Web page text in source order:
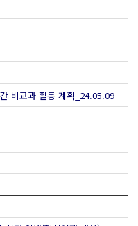
비교과 활동 계획_24.05.09